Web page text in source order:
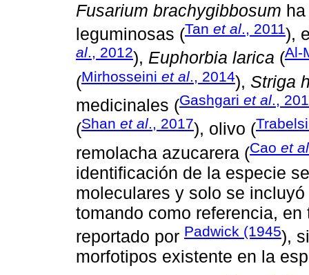
Fusarium brachygibbosum
leguminosas (Tan et al., 2011),
al., 2012), Euphorbia larica (Al-
(Mirhosseini et al., 2014), Striga
medicinales (Gashgari et al.,
(Shan et al., 2017), olivo (
remolacha azucarera (Cao et al
identificación de la especie
moleculares y solo se
tomando como referencia,
reportado por Padwick (1945),
morfotipos existente en la